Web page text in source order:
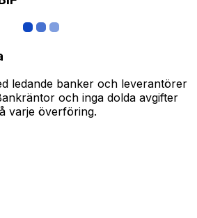
ledande banker och leverantörer
och inga dolda avgifter
varje överföring.